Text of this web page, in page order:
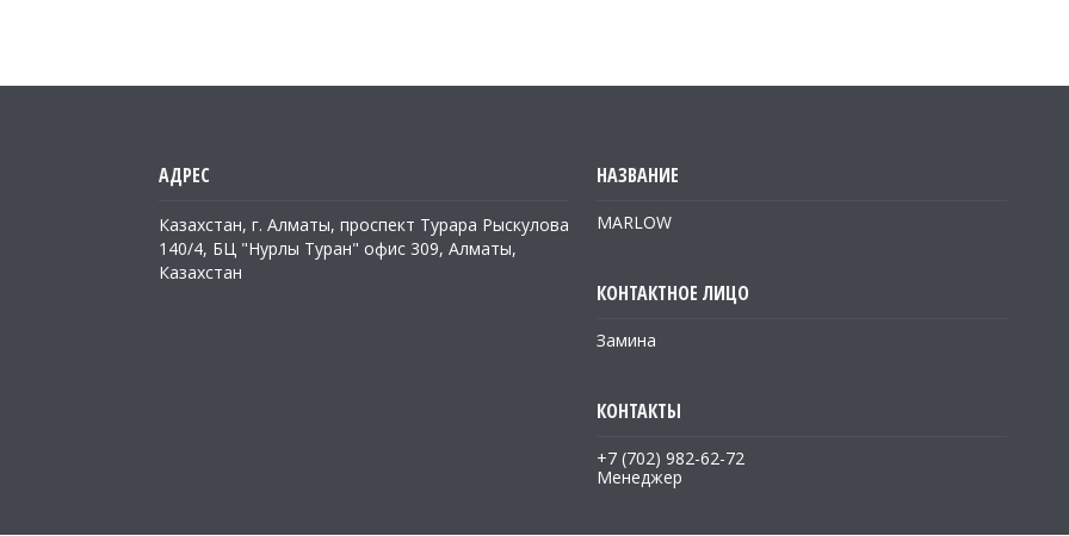
Казахстан, г. Алматы, проспект Турара Рыскулова
140/4, БЦ "Нурлы Туран" офис 309, Алматы,
Казахстан
MARLOW
Замина
+7 (702) 982-62-72
Менеджер